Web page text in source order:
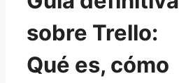
sobre Trello:
Qué es, cómo